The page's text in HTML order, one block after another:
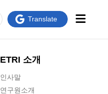
ETRI 소개
인사말
연구원소개
Translate